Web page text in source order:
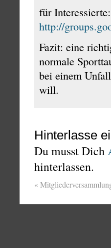
für Interessierte:
http://
Fazit: eine
normale
bei einem
will.
Hinterlasse
Du musst Dich
hinterlassen.
«